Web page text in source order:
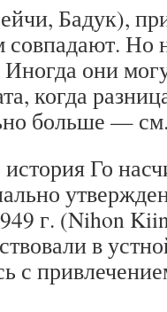
Бадук),
совпадают. Но
они
когда
больше —
Го
г. (Nihon
в
с